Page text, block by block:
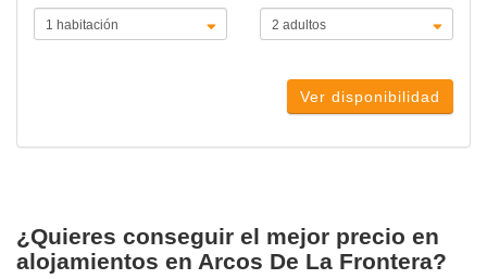
Ver disponibilidad
¿Quieres conseguir el mejor precio en
alojamientos en Arcos De La Frontera?